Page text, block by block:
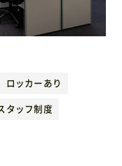
ロッカーあり
タッフ制度